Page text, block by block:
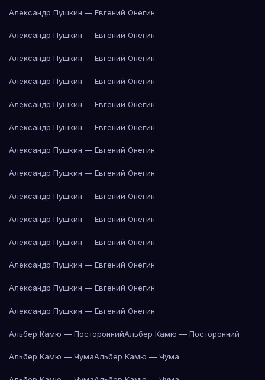
Александр Пушкин — Евгений Онегин
Александр Пушкин — Евгений Онегин
Александр Пушкин — Евгений Онегин
Александр Пушкин — Евгений Онегин
Александр Пушкин — Евгений Онегин
Александр Пушкин — Евгений Онегин
Александр Пушкин — Евгений Онегин
Александр Пушкин — Евгений Онегин
Александр Пушкин — Евгений Онегин
Александр Пушкин — Евгений Онегин
Александр Пушкин — Евгений Онегин
Александр Пушкин — Евгений Онегин
Александр Пушкин — Евгений Онегин
Александр Пушкин — Евгений Онегин
Альбер Камю — ПостороннийАльбер Камю — Посторонний
Альбер Камю — ЧумаАльбер Камю — Чума